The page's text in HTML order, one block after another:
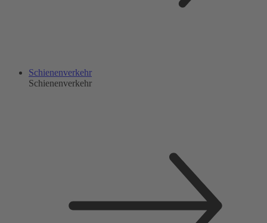
Schienenverkehr
Schienenverkehr